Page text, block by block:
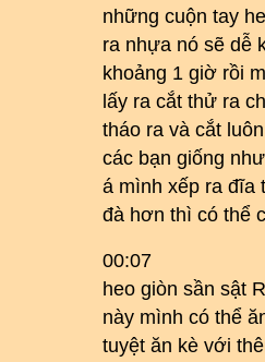
những cuộn tay
ra nhựa nó sẽ dễ
khoảng 1 giờ rồi
lấy ra cắt thử ra
tháo ra và cắt
các bạn giống
á mình xếp ra đĩa
đà hơn thì có thể
00:07
heo giòn sần sật
này mình có thể
tuyệt ăn kè với